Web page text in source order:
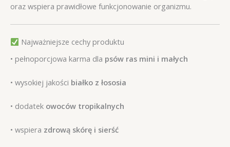
oraz wspiera prawidłowe funkcjonowanie organizmu.
Najważniejsze cechy produktu
• pełnoporcjowa karma dla psów ras mini i małych
• wysokiej jakości białko z łososia
• dodatek owoców tropikalnych
• wspiera zdrową skórę i sierść